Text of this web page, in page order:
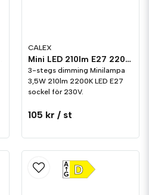
CALEX
Mini LED 210lm E27 2200K 3-stegs dimming
3-stegs dimming Minilampa
3,5W 210lm 2200K LED E27
sockel för 230V.
105 kr / st
D
A
G